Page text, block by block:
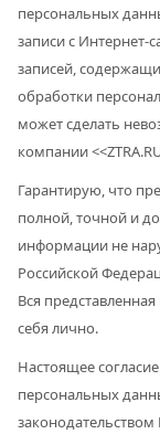
персональных
записи с Интернет-
записей,
обработки
может сделать
компании <<
Гарантирую, что
полной, точной и
информации не
Российской
Вся
себя лично.
Настоящее
персональных